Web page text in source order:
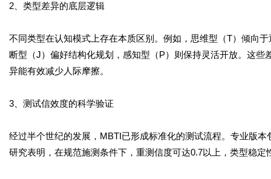
2、类型差异的底层逻辑
不同类型在认知模式上存在本质区别。例如，思维型（T）倾向
断型（J）偏好结构化规划，感知型（P）则保持灵活开放。这
异能有效减少人际摩擦。
3、测试信效度的科学验证
经过半个世纪的发展，MBTI已形成标准化的测试流程。专业版
研究表明，在规范施测条件下，重测信度可达0.7以上，类型稳